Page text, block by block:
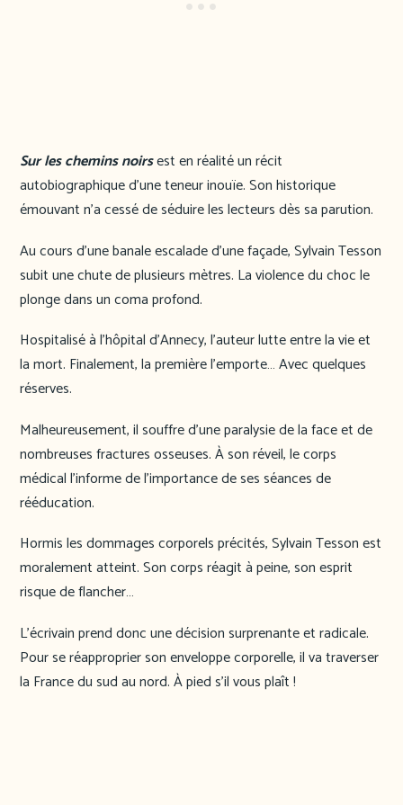
Sur les chemins noirsest en réalité un récit
autobiographique d’une teneur inouïe. Son historique
émouvant n’a cessé de séduire les lecteurs dès sa parution.
Au cours d’une banale escalade d’une façade, Sylvain Tesson
subit une chute de plusieurs mètres. La violence du choc le
plonge dans un coma profond.
Hospitalisé à l’hôpital d’Annecy, l’auteur lutte entre la vie et
la mort. Finalement, la première l’emporte… Avec quelques
réserves.
Malheureusement, il souffre d’une paralysie de la face et de
nombreuses fractures osseuses. À son réveil, le corps
médical l’informe de l’importance de ses séances de
rééducation.
Hormis les dommages corporels précités, Sylvain Tesson est
moralement atteint. Son corps réagit à peine, son esprit
risque de flancher…
L’écrivain prend donc une décision surprenante et radicale.
Pour se réapproprier son enveloppe corporelle, il va traverser
la France du sud au nord. À pied s’il vous plaît !